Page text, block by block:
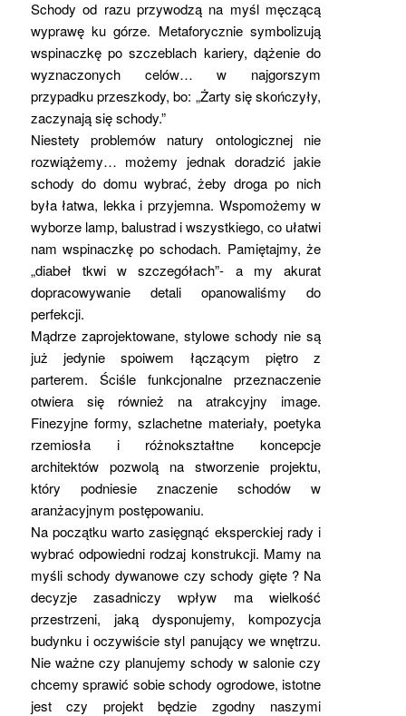
Schody od razu przywodzą na myśl męczącą
wyprawę ku górze. Metaforycznie symbolizują
wspinaczkę po szczeblach kariery, dążenie do
wyznaczonych celów… w najgorszym
przypadku przeszkody, bo: „Żarty się skończyły,
zaczynają się schody.”
Niestety problemów natury ontologicznej nie
rozwiążemy… możemy jednak doradzić jakie
schody do domu wybrać, żeby droga po nich
była łatwa, lekka i przyjemna. Wspomożemy w
wyborze lamp, balustrad i wszystkiego, co ułatwi
nam wspinaczkę po schodach. Pamiętajmy, że
„diabeł tkwi w szczegółach”- a my akurat
dopracowywanie detali opanowaliśmy do
perfekcji.
Mądrze zaprojektowane, stylowe schody nie są
już jedynie spoiwem łączącym piętro z
parterem. Ściśle funkcjonalne przeznaczenie
otwiera się również na atrakcyjny image.
Finezyjne formy, szlachetne materiały, poetyka
rzemiosła i różnokształtne koncepcje
architektów pozwolą na stworzenie projektu,
który podniesie znaczenie schodów w
aranżacyjnym postępowaniu.
Na początku warto zasięgnąć eksperckiej rady i
wybrać odpowiedni rodzaj konstrukcji. Mamy na
myśli schody dywanowe czy schody gięte ? Na
decyzje zasadniczy wpływ ma wielkość
przestrzeni, jaką dysponujemy, kompozycja
budynku i oczywiście styl panujący we wnętrzu.
Nie ważne czy planujemy schody w salonie czy
chcemy sprawić sobie schody ogrodowe, istotne
jest czy projekt będzie zgodny naszymi